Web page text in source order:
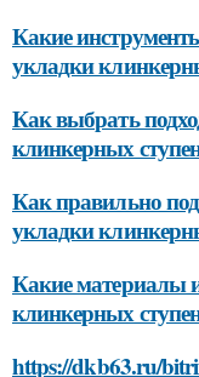
Какие
укладки
Как выбрать
клинкерных
Как правильно
укладки
Какие материалы
клинкерных
https://dkb63.ru/